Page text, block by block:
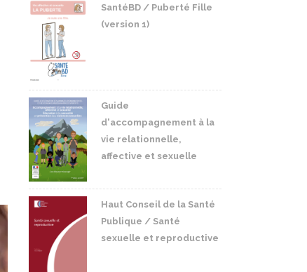
SantéBD / Puberté Fille
(version 1)
Guide
d'accompagnement à la
vie relationnelle,
affective et sexuelle
Haut Conseil de la Santé
Publique / Santé
sexuelle et reproductive